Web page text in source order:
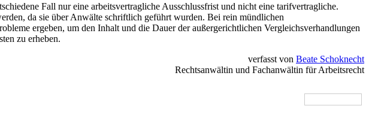
Fall nur eine arbeitsvertragliche Ausschlussfrist und nicht eine tarifvertragliche.
da sie über Anwälte schriftlich geführt wurden. Bei rein mündlichen
ergeben, um den Inhalt und die Dauer der außergerichtlichen Vergleichsverhandlungen
zu erheben.
verfasst von Beate Schoknecht
Rechtsanwältin und Fachanwältin für Arbeitsrecht